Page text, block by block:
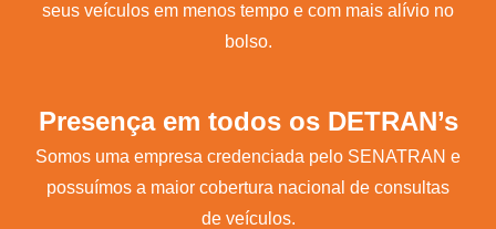
seus veículos em menos tempo e com mais alívio no
bolso.
Presença em todos os DETRAN’s
Somos uma empresa credenciada pelo SENATRAN e
possuímos a maior cobertura nacional de consultas
de veículos.